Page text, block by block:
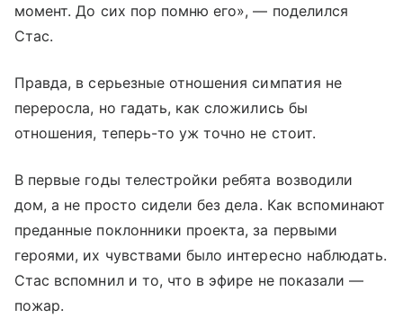
момент. До сих пор помню его», — поделился
Стас.
Правда, в серьезные отношения симпатия не
переросла, но гадать, как сложились бы
отношения, теперь-то уж точно не стоит.
В первые годы телестройки ребята возводили
дом, а не просто сидели без дела. Как вспоминают
преданные поклонники проекта, за первыми
героями, их чувствами было интересно наблюдать.
Стас вспомнил и то, что в эфире не показали —
пожар.